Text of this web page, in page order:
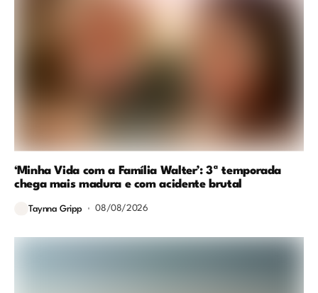
‘Minha Vida com a Família Walter’: 3ª temporada
chega mais madura e com acidente brutal
Taynna Gripp 08/08/2026